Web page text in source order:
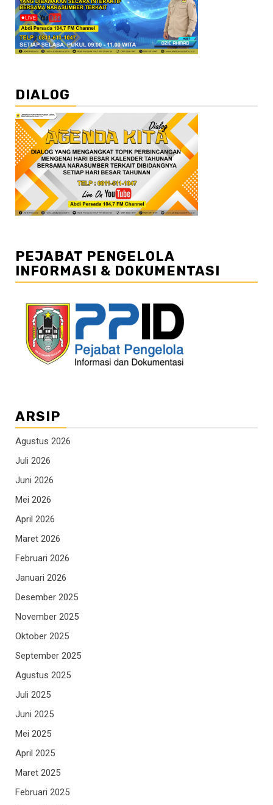
DIALOG
PEJABAT PENGELOLA
INFORMASI & DOKUMENTASI
ARSIP
Agustus 2026
Juli 2026
Juni 2026
Mei 2026
April 2026
Maret 2026
Februari 2026
Januari 2026
Desember 2025
November 2025
Oktober 2025
September 2025
Agustus 2025
Juli 2025
Juni 2025
Mei 2025
April 2025
Maret 2025
Februari 2025